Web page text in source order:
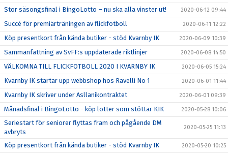
Stor säsongsfinal i BingoLotto – nu ska alla vinster ut! 2020-06-12 09:44
Succé för premiärträningen av flickfotboll 2020-06-11 12:22
Köp presentkort från kända butiker - stöd Kvarnby IK 2020-06-09 10:39
Sammanfattning av SvFF:s uppdaterade riktlinjer 2020-06-08 14:50
VÄLKOMNA TILL FLICKFOTBOLL 2020 I KVARNBY IK 2020-06-05 15:24
Kvarnby IK startar upp webbshop hos Ravelli No 1 2020-06-01 11:44
Kvarnby IK skriver under Asllanikontraktet 2020-06-01 09:39
Månadsfinal i BingoLotto - köp lotter som stöttar KIK 2020-05-28 10:06
Seriestart för seniorer flyttas fram och pågående DM
avbryts
2020-05-25 11:13
Köp presentkort från kända butiker - stöd Kvarnby IK 2020-05-20 10:25